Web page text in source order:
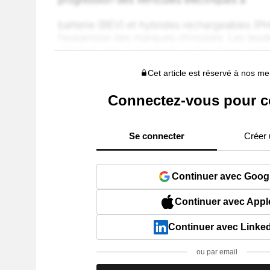
Cet article est réservé à nos
Connectez-vous pour
Se connecter Créer
Continuer avec
Continuer avec
Continuer avec
ou par email